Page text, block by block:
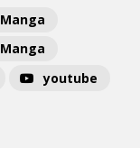
Manga
Manga
youtube